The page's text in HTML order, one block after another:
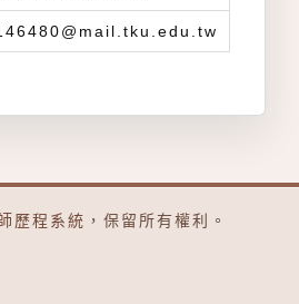
歷程系統 ，保留所有權利。